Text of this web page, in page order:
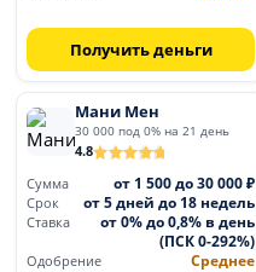
Получить деньги
Мани Мен
30 000 под 0% на 21 день
4.8
Сумма
от 1 500 до 30 000 ₽
Срок от 5 дней до 18 недель
Ставка
от 0% до 0,8% в день
(ПСК 0-292%)
Одобрение Среднее